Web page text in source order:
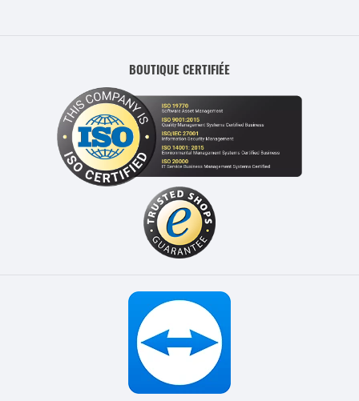
BOUTIQUE CERTIFIÉE